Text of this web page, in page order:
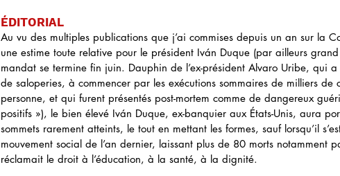
ÉDITORIAL
Au vu des multiples publications que j’ai commises depuis un an sur la
une estime toute relative pour le président Iván Duque (par ailleurs
mandat se termine fin juin. Dauphin de l’ex-président Alvaro Uribe, qui a
de saloperies, à commencer par les exécutions sommaires de milliers
personne, et qui furent présentés post-mortem comme de dangereux
positifs »), le bien élevé Iván Duque, ex-banquier aux États-Unis, aura
sommets rarement atteints, le tout en mettant les formes, sauf lorsqu’il
mouvement social de l’an dernier, laissant plus de 80 morts notamment
réclamait le droit à l’éducation, à la santé, à la dignité.